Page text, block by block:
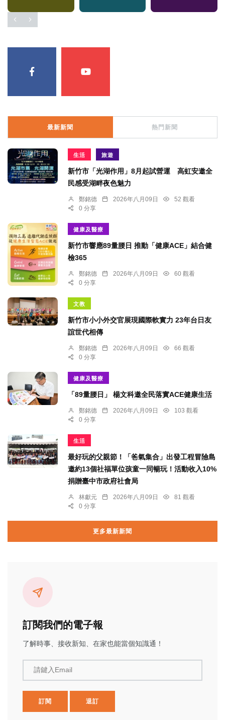
最新新聞 熱門新聞
生活 旅遊
新竹市「光湖作用」8月起試營運 高虹安邀全
民感受湖畔夜色魅力
鄭銘德 2026年八月09日
52 觀看
0 分享
健康及醫療
新竹市響應89量腰日 推動「健康ACE」結合健
檢365
鄭銘德 2026年八月09日
60 觀看
0 分享
文教
新竹市小小外交官展現國際軟實力 23年台日友
誼世代相傳
鄭銘德 2026年八月09日
66 觀看
0 分享
健康及醫療
「89量腰日」 楊文科邀全民落實ACE健康生活
鄭銘德 2026年八月09日
103 觀看
0 分享
生活
最好玩的父親節！「爸氣集合」出發工程冒險島
邀約13個社福單位孩童一同暢玩！活動收入10%
捐贈臺中市政府社會局
林獻元 2026年八月09日
81 觀看
0 分享
更多最新新聞
訂閱我們的電子報
了解時事、接收新知、在家也能當個知識通！
請鍵入Email
訂閱 退訂